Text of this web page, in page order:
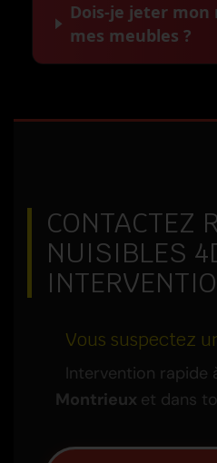
Dois-je jeter mon
mes meubles ?
CONTACTEZ
NUISIBLES
Vous suspectez
Intervention rapide
Montrieux et dans